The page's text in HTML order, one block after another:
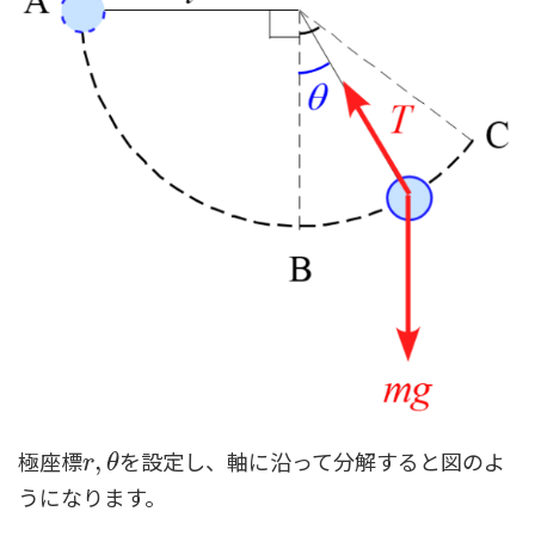
極座標r, θ
r,θ を設定し、軸に沿って分解すると図のよ
うになります。